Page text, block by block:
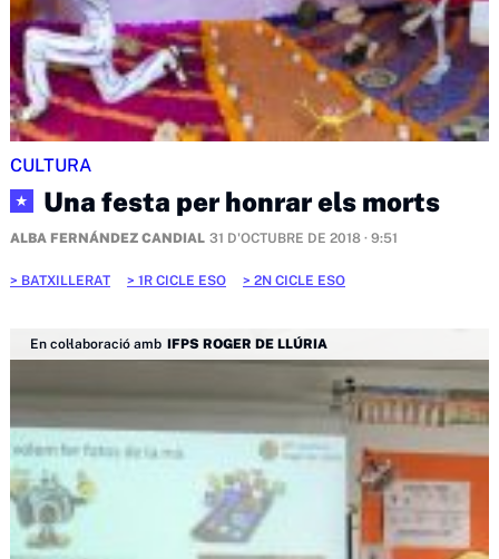
CULTURA
★ Una festa per honrar els morts
ALBA FERNÁNDEZ CANDIAL 31 D'OCTUBRE DE 2018 · 9:51
BATXILLERAT 1R CICLE ESO 2N CICLE ESO
En col·laboració amb IFPS ROGER DE LLÚRIA